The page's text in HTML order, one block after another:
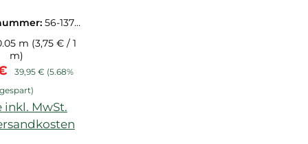
56-1377
m (3,75 € / 1
m)
Regulärer Preis:
39,95 € (5.68%
gespart)
inkl. MwSt.